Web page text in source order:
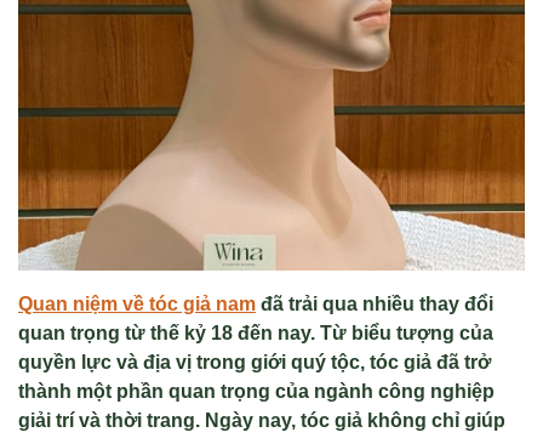
Quan niệm về tóc giả nam đã trải qua nhiều thay đổi
quan trọng từ thế kỷ 18 đến nay. Từ biểu tượng của
quyền lực và địa vị trong giới quý tộc, tóc giả đã trở
thành một phần quan trọng của ngành công nghiệp
giải trí và thời trang. Ngày nay, tóc giả không chỉ giúp